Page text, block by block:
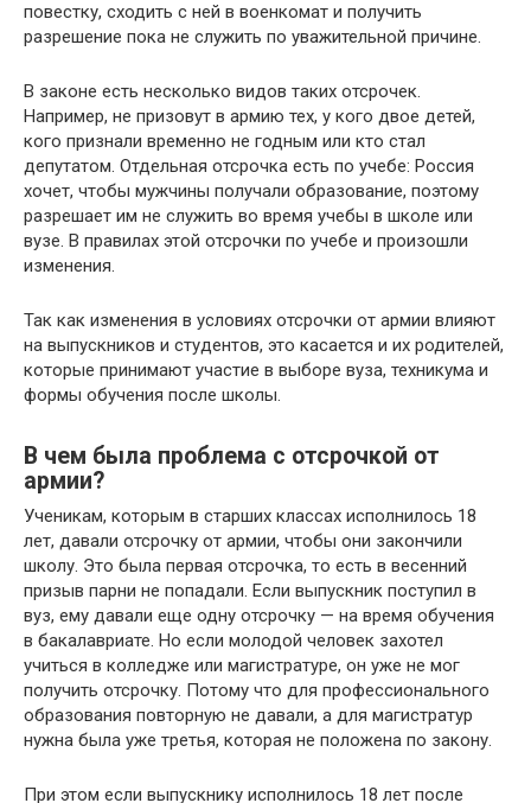
повестку, сходить с ней в военкомат и получить
разрешение пока не служить по уважительной причине.
В законе есть несколько видов таких отсрочек.
Например, не призовут в армию тех, у кого двое детей,
кого признали временно не годным или кто стал
депутатом. Отдельная отсрочка есть по учебе: Россия
хочет, чтобы мужчины получали образование, поэтому
разрешает им не служить во время учебы в школе или
вузе. В правилах этой отсрочки по учебе и произошли
изменения.
Так как изменения в условиях отсрочки от армии влияют
на выпускников и студентов, это касается и их родителей,
которые принимают участие в выборе вуза, техникума и
формы обучения после школы.
В чем была проблема с отсрочкой от
армии?
Ученикам, которым в старших классах исполнилось 18
лет, давали отсрочку от армии, чтобы они закончили
школу. Это была первая отсрочка, то есть в весенний
призыв парни не попадали. Если выпускник поступил в
вуз, ему давали еще одну отсрочку — на время обучения
в бакалавриате. Но если молодой человек захотел
учиться в колледже или магистратуре, он уже не мог
получить отсрочку. Потому что для профессионального
образования повторную не давали, а для магистратур
нужна была уже третья, которая не положена по закону.
При этом если выпускнику исполнилось 18 лет после